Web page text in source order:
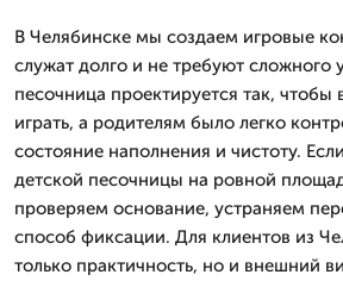
В Челябинске мы создаем игровые
служат долго и не требуют сложного
песочница проектируется так,
играть, а родителям было легко
состояние наполнения и чистоту.
детской песочницы на ровной
проверяем основание, устраняем
способ фиксации. Для клиентов из
только практичность, но и внешний